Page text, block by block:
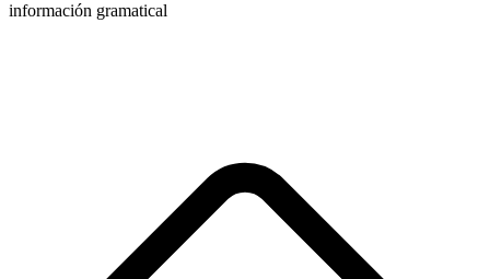
información gramatical